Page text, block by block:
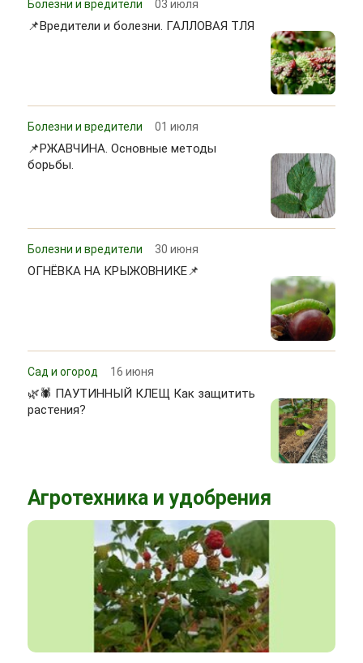
Болезни и вредители 03 июля
📌Вредители и болезни. ГАЛЛОВАЯ ТЛЯ
Болезни и вредители 01 июля
📌РЖАВЧИНА. Основные методы
борьбы.
Болезни и вредители 30 июня
ОГНЁВКА НА КРЫЖОВНИКЕ📌
Сад и огород 16 июня
🌿🕷 ПАУТИННЫЙ КЛЕЩ Как защитить
растения?
Агротехника и удобрения